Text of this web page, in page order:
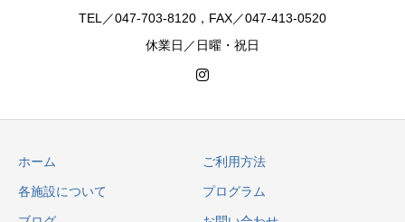
TEL／047-703-8120，FAX／047-413-0520
休業日／日曜・祝日
ホーム ご利用方法
各施設について プログラム